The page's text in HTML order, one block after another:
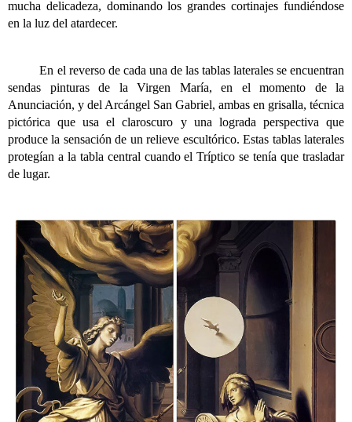
mucha delicadeza, dominando los grandes cortinajes fundiéndose
en la luz del atardecer.
En el reverso de cada una de las tablas laterales se encuentran
sendas pinturas de la Virgen María, en el momento de la
Anunciación, y del Arcángel San Gabriel, ambas en grisalla, técnica
pictórica que usa el claroscuro y una lograda perspectiva que
produce la sensación de un relieve escultórico. Estas tablas laterales
protegían a la tabla central cuando el Tríptico se tenía que trasladar
de lugar.